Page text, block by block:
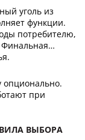
уголь из
функции.
потребителю,
Финальная
опционально.
при
ВЫБОРА